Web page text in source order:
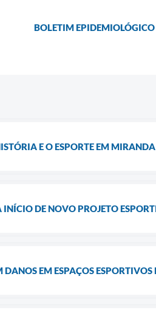
BOLETIM
E O ESPORTE EM MIRANDA
DE NOVO PROJETO
EM ESPAÇOS